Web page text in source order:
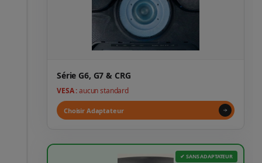
Série G6, G7 & CRG
VESA :aucun standard
Choisir Adaptateur
✔ SANS ADAPTATEUR